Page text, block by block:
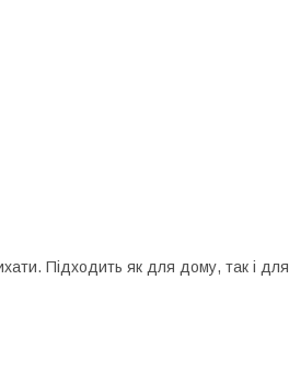
Підходить як для дому, так і для